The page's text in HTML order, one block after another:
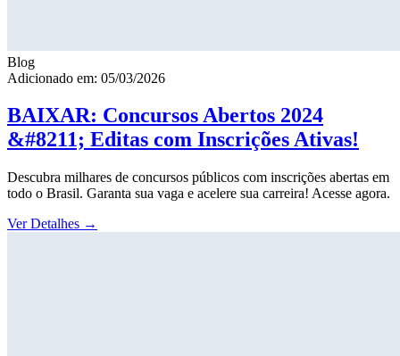
Blog
Adicionado em: 05/03/2026
BAIXAR: Concursos Abertos 2024
&#8211; Editas com Inscrições Ativas!
Descubra milhares de concursos públicos com inscrições abertas em
todo o Brasil. Garanta sua vaga e acelere sua carreira! Acesse agora.
Ver Detalhes →